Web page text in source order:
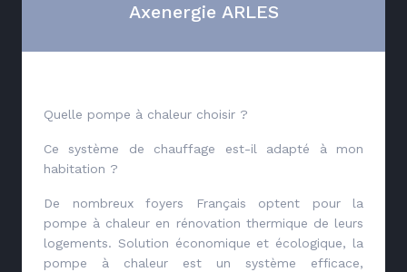
Axenergie ARLES
Quelle pompe à chaleur choisir ?
Ce système de chauffage est-il adapté à mon
habitation ?
De nombreux foyers Français optent pour la
pompe à chaleur en rénovation thermique de leurs
logements. Solution économique et écologique, la
pompe à chaleur est un système efficace,